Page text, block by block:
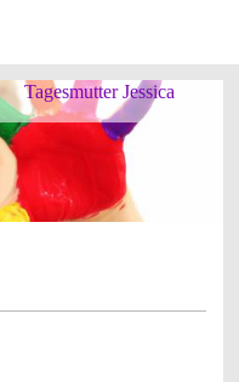
Tagesmutter Jessica